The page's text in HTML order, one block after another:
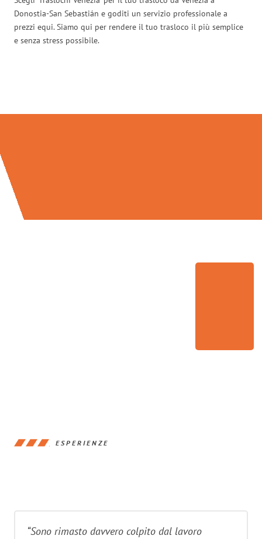
Donostia-San Sebastián e goditi un servizio professionale a
prezzi equi. Siamo qui per rendere il tuo trasloco il più semplice
e senza stress possibile.
ESPERIENZE
“Sono rimasto davvero colpito dal lavoro